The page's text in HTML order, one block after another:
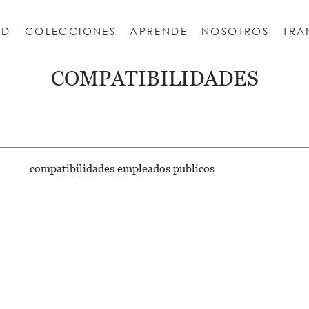
COLECCIONES APRENDE NOSOTROS
COMPATIBILIDADES
compatibilidades empleados publicos